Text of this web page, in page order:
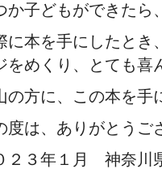
か子どもができたら
に本を手にしたとき
をめくり、とても喜
の方に、この本を手
度は、ありがとうご
２３年１月 神奈